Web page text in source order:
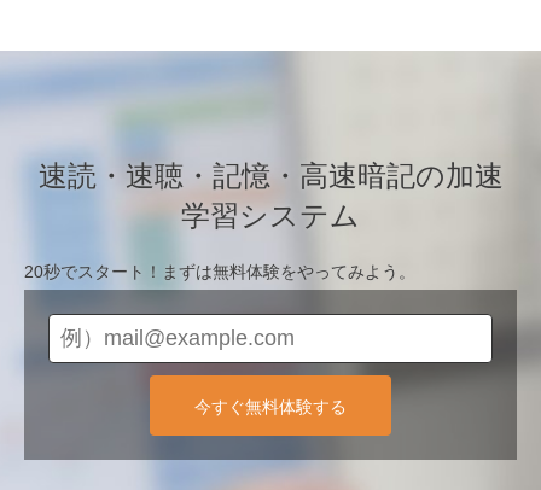
速読・速聴・記憶・高速暗記の加速
学習システム
20秒でスタート！まずは無料体験をやってみよう。
今すぐ無料体験する